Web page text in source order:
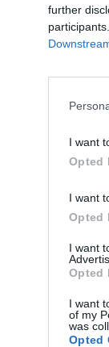
further
I want
Opted
I want
Opted
I want
Opted
I want
of my
was
Opted
osoba
na 9